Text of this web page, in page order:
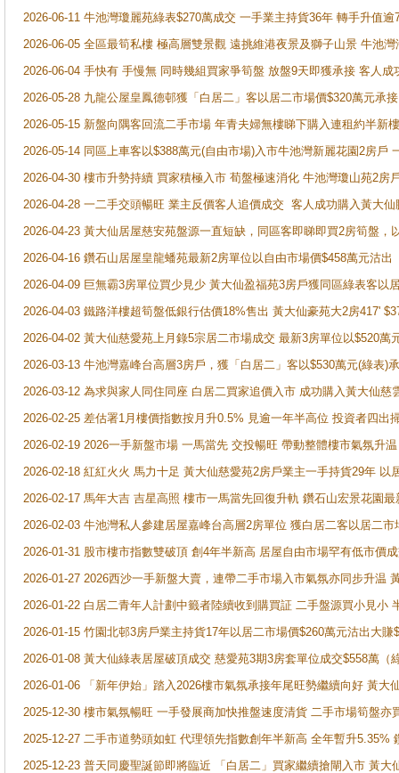
2026-06-11 牛池灣瓊麗苑綠表$270萬成交 一手業主持貨36年 轉手升值逾
2026-06-05 全區最筍私樓 極高層雙景觀 遠挑維港夜景及獅子山景 牛池
2026-06-04 手快有 手慢無 同時幾組買家爭筍盤 放盤9天即獲承接 客人
2026-05-28 九龍公屋皇鳳德邨獲「白居二」客以居二市場價$320萬元承接
2026-05-15 新盤向隅客回流二手市場 年青夫婦無樓睇下購入連租約半新
2026-05-14 同區上車客以$388萬元(自由市場)入市牛池灣新麗花園2房戶
2026-04-30 樓市升勢持續 買家積極入市 荀盤極速消化 牛池灣瓊山苑2房
2026-04-28 一二手交頭暢旺 業主反價客人追價成交 客人成功購入黃大
2026-04-23 黃大仙居屋慈安苑盤源一直短缺，同區客即睇即買2房筍盤，
2026-04-16 鑽石山居屋皇龍蟠苑最新2房單位以自由市場價$458萬元沽出
2026-04-09 巨無霸3房單位買少見少 黃大仙盈福苑3房戶獲同區綠表客以
2026-04-03 鐵路洋樓超筍盤低銀行估價18%售出 黃大仙豪苑大2房417'
2026-04-02 黃大仙慈愛苑上月錄5宗居二市場成交 最新3房單位以$520萬
2026-03-13 牛池灣嘉峰台高層3房戶，獲「白居二」客以$530萬元(綠表)
2026-03-12 為求與家人同住同座 白居二買家追價入市 成功購入黃大仙
2026-02-25 差估署1月樓價指數按月升0.5% 見逾一年半高位 投資者四
2026-02-19 2026一手新盤市場 一馬當先 交投暢旺 帶動整體樓市氣氛升
2026-02-18 紅紅火火 馬力十足 黃大仙慈愛苑2房戶業主一手持貨29年 以
2026-02-17 馬年大吉 吉星高照 樓市一馬當先回復升軌 鑽石山宏景花園
2026-02-03 牛池灣私人參建居屋嘉峰台高層2房單位 獲白居二客以居二市
2026-01-31 股市樓市指數雙破頂 創4年半新高 居屋自由市場罕有低市價
2026-01-27 2026西沙一手新盤大賣，連帶二手市場入市氣氛亦同步升温
2026-01-22 白居二青年人計劃中籤者陸續收到購買証 二手盤源買小見小
2026-01-15 竹園北邨3房戶業主持貨17年以居二市場價$260萬元沽出大賺
2026-01-08 黃大仙綠表居屋破頂成交 慈愛苑3期3房套單位成交$558萬（
2026-01-06 「新年伊始」踏入2026樓市氣氛承接年尾旺勢繼續向好 黃
2025-12-30 樓市氣氛暢旺 一手發展商加快推盤速度清貨 二手市場筍盤
2025-12-27 二手市道勢頭如虹 代理領先指數創年半新高 全年暫升5.35%
2025-12-23 普天同慶聖誕節即將臨近 「白居二」買家繼續搶閘入市 黃